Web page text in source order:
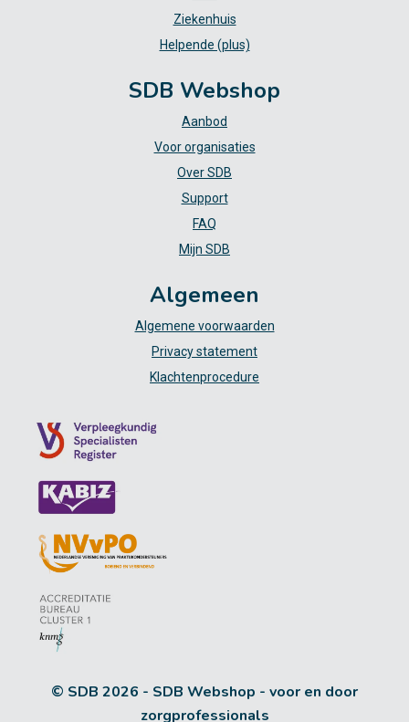
Ziekenhuis
Helpende (plus)
SDB Webshop
Aanbod
Voor organisaties
Over SDB
Support
FAQ
Mijn SDB
Algemeen
Algemene voorwaarden
Privacy statement
Klachtenprocedure
© SDB 2026 - SDB Webshop - voor en door
zorgprofessionals